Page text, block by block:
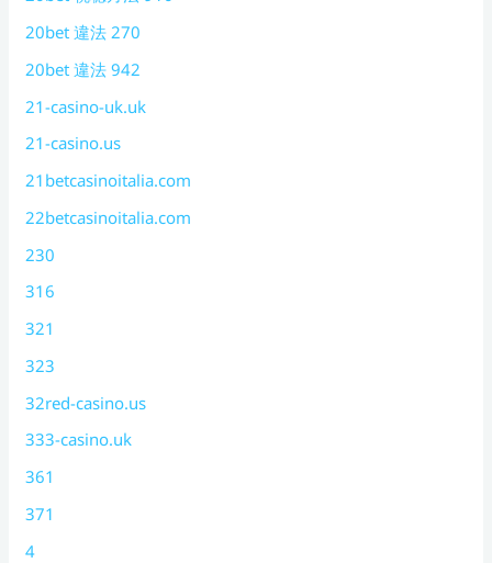
20bet 違法 270
20bet 違法 942
21-casino-uk.uk
21-casino.us
21betcasinoitalia.com
22betcasinoitalia.com
230
316
321
323
32red-casino.us
333-casino.uk
361
371
4